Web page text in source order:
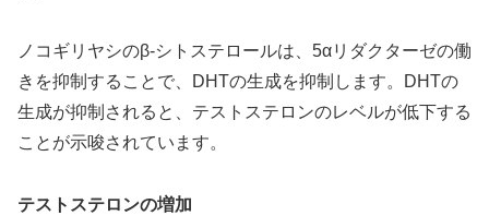
ノコギリヤシのβ-シトステロールは、5αリダクターゼの働
きを抑制することで、DHTの生成を抑制します。DHTの
生成が抑制されると、テストステロンのレベルが低下する
ことが示唆されています。
テストステロンの増加